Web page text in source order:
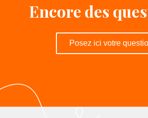
Encore des
Posez ici votre